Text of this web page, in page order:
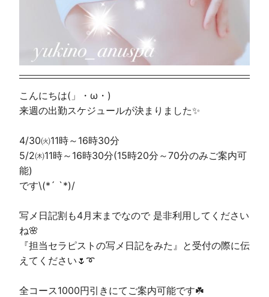
こんにちは(」・ω・)
来週の出勤スケジュールが決まりました✨️
4/30㈫11時～16時30分
5/2㈭11時～16時30分(15時20分～70分のみご案内可
能)
です\(*´ `*)/
写メ日記割も4月末までなので 是非利用してください
ね🌸
『担当セラピストの写メ日記をみた』と受付の際に伝
えてください🌷➰
全コース1000円引きにてご案内可能です☘️